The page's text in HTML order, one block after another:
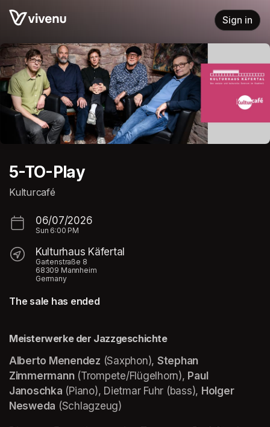
Skip header
Sign in
5-TO-Play
Kulturcafé
06/07/2026
Sun 6:00 PM
Kulturhaus Käfertal
Gartenstraße 8
68309 Mannheim
Germany
The sale has ended
Meisterwerke der Jazzgeschichte
Alberto Menendez (Saxphon), Stephan
Zimmermann (Trompete/Flügelhorn), Paul
Janoschka (Piano), Dietmar Fuhr (bass), Holger
Nesweda (Schlagzeug)